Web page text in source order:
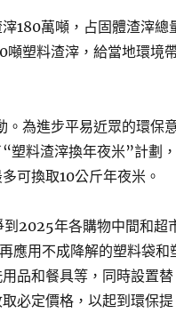
180萬噸，占固體渣滓總
塑料渣滓，給當地環境
。為進步平易近眾的環保
塑料渣滓換年夜米”計劃，
可換取10公斤年夜米。
2025年各購物中間和超
應用不成降解的塑料袋和
品和餐具等，同時設置替
必定價格，以起到環保提